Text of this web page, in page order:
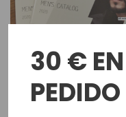
Catálogo Hombre -
0,00€
30 €
PEDIDO